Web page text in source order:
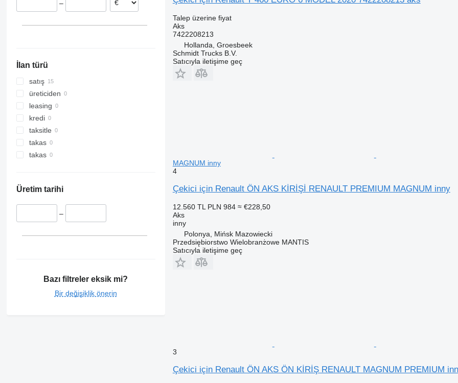
Slovakya
–
İlan türü
satış
üreticiden
leasing
kredi
taksitle
takas
takas
Üretim tarihi
–
Bazı filtreler eksik mi?
Bir değişiklik önerin
Talep üzerine fiyat
Aks
7422208213
Hollanda, Groesbeek
Schmidt Trucks B.V.
Satıcıyla iletişime geç
MAGNUM inny
4
Çekici için Renault ÖN AKS KİRİŞİ RENAULT PREMIUM MAGNUM inny
12.560 TL PLN 984 ≈ €228,50
Aks
inny
Polonya, Mińsk Mazowiecki
Przedsiębiorstwo Wielobranżowe MANTIS
Satıcıyla iletişime geç
3
Çekici için Renault ÖN AKS ÖN KİRİŞ RENAULT MAGNUM PREMIUM